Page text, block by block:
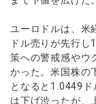
ユーロドルは、米
ドル売りが先行
策への警戒感やウ
かった。米国株の
となると1.0449
は下げ渋ったが、